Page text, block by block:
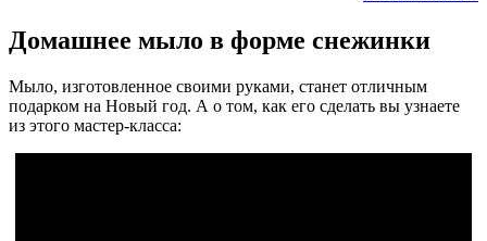
Домашнее мыло в форме снежинки
Мыло, изготовленное своими руками, станет отличным
подарком на Новый год. А о том, как его сделать вы узнаете
из этого мастер-класса: